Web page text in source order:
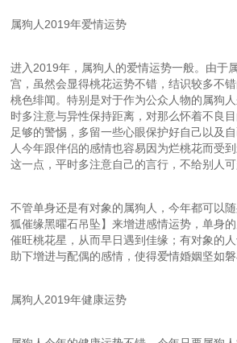
属狗人2019年爱情运势
进入2019年，属狗人的爱情运势一般。由于
宫，虽然会显得桃花运势不错，结识较多不
桃色绯闻。特别是对于作为公众人物的属狗
时多注意与异性保持距离，对那么怀着不良
足够的警惕，多留一些心眼保护好自己以及
人今年跟伴侣的感情也容易因为烂桃花而受
这一点，平时多注意自己的言行，不给别人可
不管单身还是有对象的属狗人，今年都可以
狐催缘黑曜石吊坠】来增进感情运势，单身
催旺桃花星，从而早日遇到佳缘；有对象的
助下增进与配偶的感情，使得爱情婚姻坚如磐
属狗人2019年健康运势